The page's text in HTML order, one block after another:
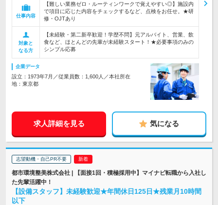
仕事内容
【難しい業務ゼロ・ルーティンワークで覚えやすい◎】施設内
で項目に応じた内容をチェックするなど、点検をお任せ。★研
修・OJTあり
対象と
なる方
【未経験・第二新卒歓迎！学歴不問】元アルバイト、営業、飲
食など、ほとんどの先輩が未経験スタート！★必要事項のみの
シンプル応募
企業データ
設立：1973年7月／従業員数：1,600人／本社所在
地：東京都
求人詳細を見る 気になる
志望動機・自己PR不要
都市環境整美株式会社 | 【面接1回・積極採用中】マイナビ転職から入社し
た先輩活躍中！
【設備スタッフ】未経験歓迎★年間休日125日★残業月10時間
以下